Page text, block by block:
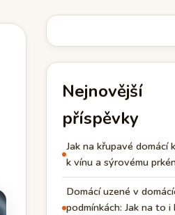
Nejnovější
příspěvky
Jak na křupavé domácí
k vínu a sýrovému
Domácí uzené v
podmínkách: Jak na to i